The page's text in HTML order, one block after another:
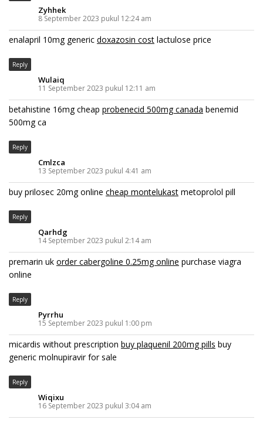
Zyhhek
8 September 2023 pukul 12:24 am
enalapril 10mg generic doxazosin cost lactulose price
Reply
Wulaiq
11 September 2023 pukul 12:11 am
betahistine 16mg cheap probenecid 500mg canada benemid
500mg ca
Reply
Cmlzca
13 September 2023 pukul 4:41 am
buy prilosec 20mg online cheap montelukast metoprolol pill
Reply
Qarhdg
14 September 2023 pukul 2:14 am
premarin uk order cabergoline 0.25mg online purchase viagra
online
Reply
Pyrrhu
15 September 2023 pukul 1:00 pm
micardis without prescription buy plaquenil 200mg pills buy
generic molnupiravir for sale
Reply
Wiqixu
16 September 2023 pukul 3:04 am